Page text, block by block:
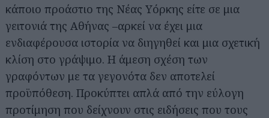
κάποιο προάστιο της Νέας Υόρκης είτε σε μια
γειτονιά της Αθήνας –αρκεί να έχει μια
ενδιαφέρουσα ιστορία να διηγηθεί και μια σχετική
κλίση στο γράψιμο. Η άμεση σχέση των
γραφόντων με τα γεγονότα δεν αποτελεί
προϋπόθεση. Προκύπτει απλά από την εύλογη
προτίμηση που δείχνουν στις ειδήσεις που τους